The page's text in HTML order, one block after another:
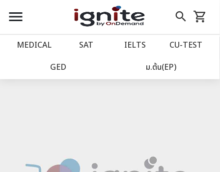
close
account_balance หน้าแรก
เว็บไซต์อิกไนท์
menu search
Skip
to
shopping_cart
รถเข็น
MEDICAL SAT IELTS CU‑TEST
GED ม.ต้น(EP)